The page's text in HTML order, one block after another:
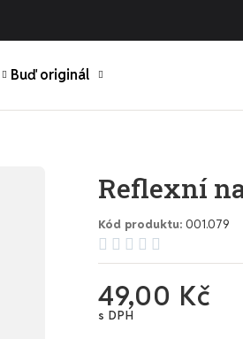
Buď originál
Reflexní
Kód produktu 001.079
    
49,00 Kč
s DPH